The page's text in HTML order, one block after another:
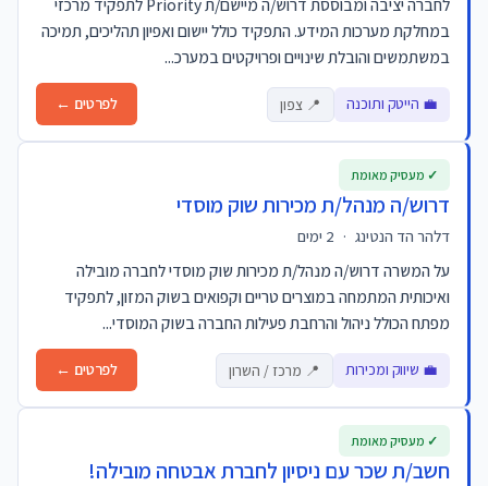
לחברה יציבה ומבוססת דרוש/ה מיישם/ת Priority לתפקיד מרכזי
במחלקת מערכות המידע. התפקיד כולל יישום ואפיון תהליכים, תמיכה
במשתמשים והובלת שינויים ופרויקטים במערכ...
💼 הייטק ותוכנה 📍 צפון לפרטים ←
דרוש/ה מנהל/ת מכירות שוק מוסדי
דלהר הד הנטינג ·
על המשרה דרוש/ה מנהל/ת מכירות שוק מוסדי לחברה מובילה
ואיכותית המתמחה במוצרים טריים וקפואים בשוק המזון, לתפקיד
מפתח הכולל ניהול והרחבת פעילות החברה בשוק המוסדי...
💼 שיווק ומכירות 📍 מרכז / השרון לפרטים ←
✓ מעסיק מאומת
חשב/ת שכר עם ניסיון לחברת אבטחה מובילה!
✓ מעסיק מאומת